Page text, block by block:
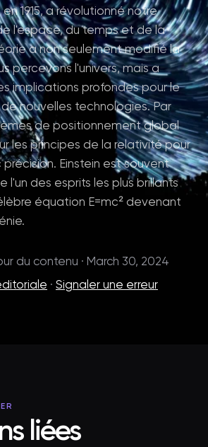
1915, a révolutionné notre
l'espace, du temps et de la
a non seulement modifié la
percevons l'univers, mais a
implications profondes pour le
nouvelles technologies. Par
de positionnement global
les principes de la relativité pour
Einstein est souvent
l'un des esprits les plus brillants
équation E=mc² devenant
du contenu · March 30, 2024
· Signaler une erreur
liées